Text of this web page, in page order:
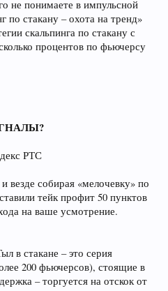
не понимаете в импульсной
по стакану – охота на тренд»
скальпинга по стакану с
процентов по фьючерсу
РТС
везде собирая «мелочевку» по
тейк профит 50 пунктов
на ваше усмотрение.
в стакане – это серия
200 фьючерсов), стоящие в
– торгуется на отскок от